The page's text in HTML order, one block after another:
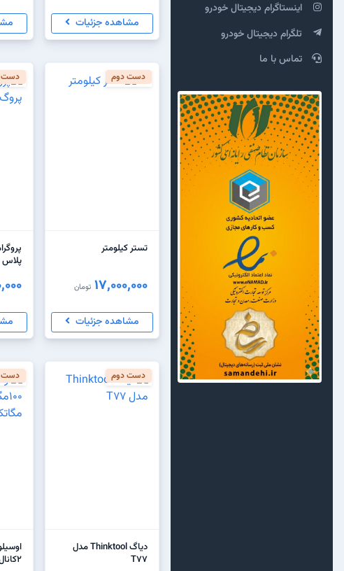
اینستاگرام دیجیتال خودرو
تلگرام دیجیتال خودرو
تماس با ما
مشاهده جزئیات
دست دوم
تستر کیلومتر
17,000,000 تومان
مشاهده جزئیات
دست
پلاس
دست دوم
دیاگ Thinktool مدل
T77
دست
۲کانال مگاتک